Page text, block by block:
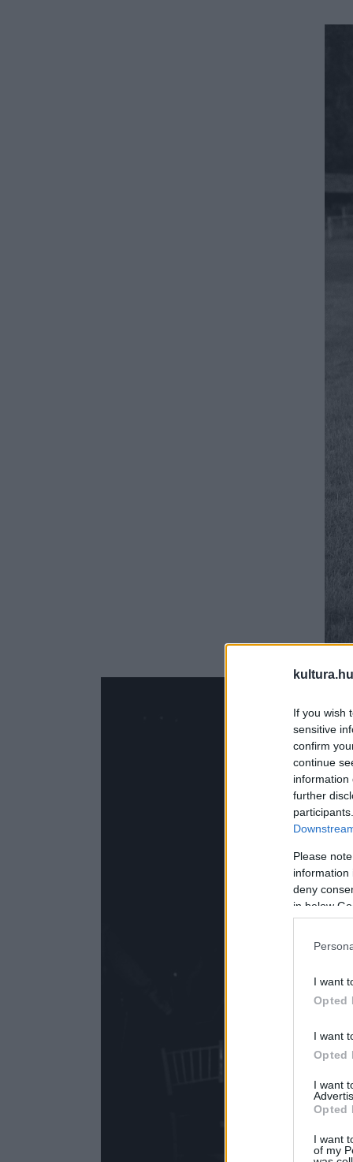
If you wish
sensitive
confirm
continue
information
further
Please
information
deny
in below
I want
Opted
I want
Opted
I want
Opted
I want
of my